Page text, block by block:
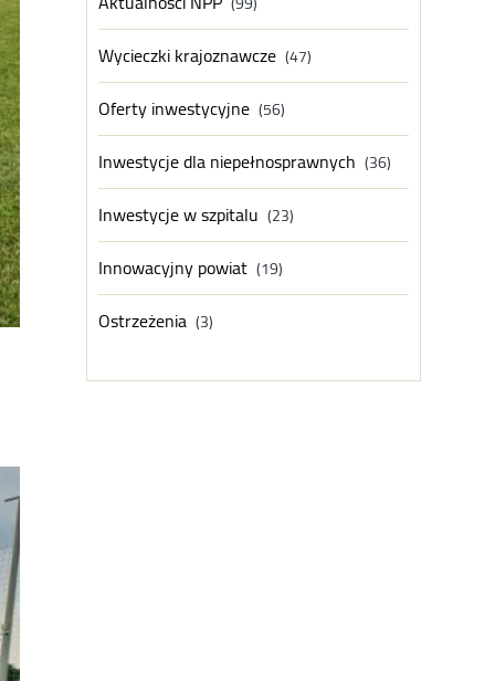
Wycieczki krajoznawcze (47)
Oferty inwestycyjne (56)
Inwestycje dla niepełnosprawnych (36)
Inwestycje w szpitalu (23)
Innowacyjny powiat (19)
Ostrzeżenia (3)